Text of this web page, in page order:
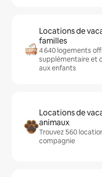
Locations de
familles
4 640 logements
supplémentaire et
aux enfants
Locations de
animaux
Trouvez 560
compagnie